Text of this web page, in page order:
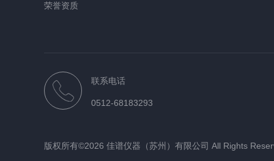
荣誉资质
联系电话
0512-68183293
版权所有©2026 佳谱仪器（苏州）有限公司 All Rights